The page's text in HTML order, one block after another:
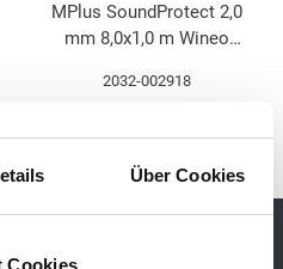
Über Cookies
Cookies
MPlus SoundProtect 2,0
mm 8,0x1,0 m Wineo
Mineral
2032-002918